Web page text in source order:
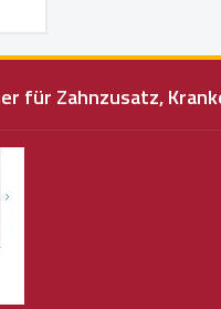
für Zahnzusatz,